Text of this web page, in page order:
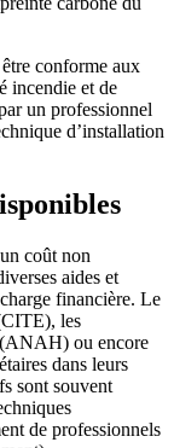
conforme aux
incendie et de
un professionnel
d’installation
coût non
aides et
financière. Le
les
(ANAH) ou encore
dans leurs
sont souvent
de professionnels